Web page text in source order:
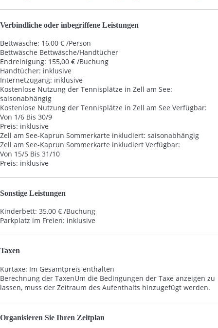
Verbindliche oder inbegriffene Leistungen
Bettwäsche: 16,00 € /Person
Bettwäsche Bettwäsche/Handtücher
Endreinigung: 155,00 € /Buchung
Handtücher: inklusive
Internetzugang: inklusive
Kostenlose Nutzung der Tennisplätze in Zell am See:
saisonabhängig
Kostenlose Nutzung der Tennisplätze in Zell am See Verfügbar:
Von 1/6 Bis 30/9
Preis: inklusive
Zell am See-Kaprun Sommerkarte inkludiert: saisonabhängig
Zell am See-Kaprun Sommerkarte inkludiert Verfügbar:
Von 15/5 Bis 31/10
Preis: inklusive
Sonstige Leistungen
Kinderbett: 35,00 € /Buchung
Parkplatz im Freien: inklusive
Taxen
Kurtaxe: Im Gesamtpreis enthalten
Berechnung der TaxenUm die Bedingungen der Taxe anzeigen zu
lassen, muss der Zeitraum des Aufenthalts hinzugefügt werden.
Organisieren Sie Ihren Zeitplan